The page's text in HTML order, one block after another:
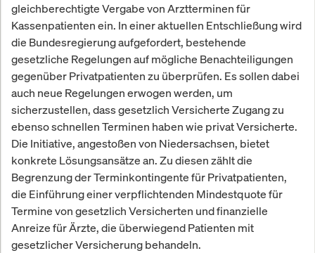
gleichberechtigte Vergabe von Arztterminen für
Kassenpatienten ein. In einer aktuellen Entschließung wird
die Bundesregierung aufgefordert, bestehende
gesetzliche Regelungen auf mögliche Benachteiligungen
gegenüber Privatpatienten zu überprüfen. Es sollen dabei
auch neue Regelungen erwogen werden, um
sicherzustellen, dass gesetzlich Versicherte Zugang zu
ebenso schnellen Terminen haben wie privat Versicherte.
Die Initiative, angestoßen von Niedersachsen, bietet
konkrete Lösungsansätze an. Zu diesen zählt die
Begrenzung der Terminkontingente für Privatpatienten,
die Einführung einer verpflichtenden Mindestquote für
Termine von gesetzlich Versicherten und finanzielle
Anreize für Ärzte, die überwiegend Patienten mit
gesetzlicher Versicherung behandeln.